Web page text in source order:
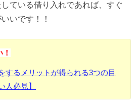
ている借り入れであれば、すぐ
いです！！
するメリットが得られる3つの目
人必見】